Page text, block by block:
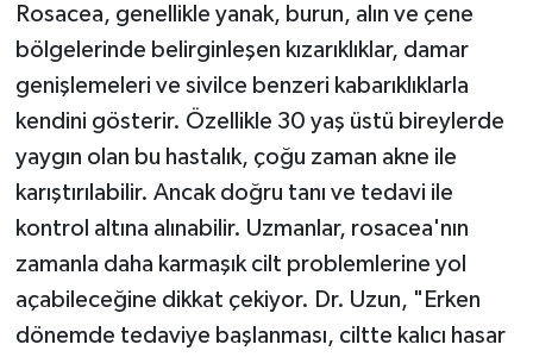
Rosacea, genellikle yanak, burun, alın ve çene
bölgelerinde belirginleşen kızarıklıklar, damar
genişlemeleri ve sivilce benzeri kabarıklıklarla
kendini gösterir. Özellikle 30 yaş üstü bireylerde
yaygın olan bu hastalık, çoğu zaman akne ile
karıştırılabilir. Ancak doğru tanı ve tedavi ile
kontrol altına alınabilir. Uzmanlar, rosacea'nın
zamanla daha karmaşık cilt problemlerine yol
açabileceğine dikkat çekiyor. Dr. Uzun, "Erken
dönemde tedaviye başlanması, ciltte kalıcı hasar
Yemek